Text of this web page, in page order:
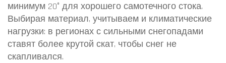
минимум 20° для хорошего самотечного стока.
Выбирая материал, учитываем и климатические
нагрузки: в регионах с сильными снегопадами
ставят более крутой скат, чтобы снег не
скапливался.